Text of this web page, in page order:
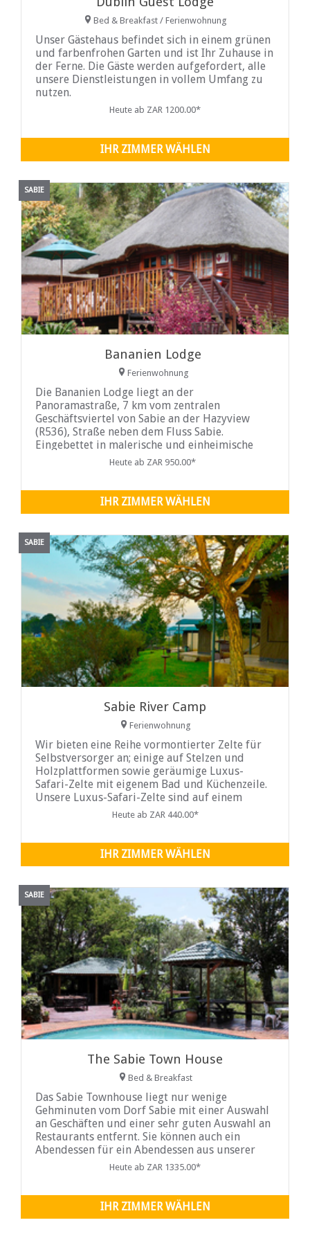
Bed & Breakfast / Ferienwohnung
Unser Gästehaus befindet sich in einem grünen
und farbenfrohen Garten und ist Ihr Zuhause in
der Ferne. Die Gäste werden aufgefordert, alle
unsere Dienstleistungen in vollem Umfang zu
nutzen.
Heute ab ZAR 1200.00*
IHR ZIMMER WÄHLEN
SABIE
Bananien Lodge
Ferienwohnung
Die Bananien Lodge liegt an der
Panoramastraße, 7 km vom zentralen
Geschäftsviertel von Sabie an der Hazyview
(R536), Straße neben dem Fluss Sabie.
Eingebettet in malerische und einheimische
Busch- und Wasserfälle bietet es die
Heute ab ZAR 950.00*
IHR ZIMMER WÄHLEN
SABIE
Sabie River Camp
Ferienwohnung
Wir bieten eine Reihe vormontierter Zelte für
Selbstversorger an; einige auf Stelzen und
Holzplattformen sowie geräumige Luxus-
Safari-Zelte mit eigenem Bad und Küchenzeile.
Unsere Luxus-Safari-Zelte sind auf einem
soliden FundamentHeute ab ZAR 440.00*
IHR ZIMMER WÄHLEN
SABIE
The Sabie Town House
Bed & Breakfast
Das Sabie Townhouse liegt nur wenige
Gehminuten vom Dorf Sabie mit einer Auswahl
an Geschäften und einer sehr guten Auswahl an
Restaurants entfernt. Sie können auch ein
Abendessen für ein Abendessen aus unserer
Heute ab ZAR 1335.00*
IHR ZIMMER WÄHLEN